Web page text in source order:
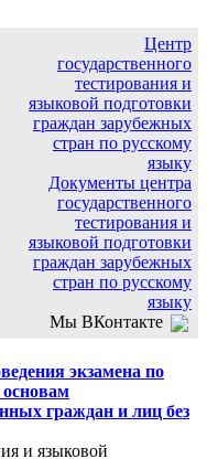
Центр
государственного
тестирования и
языковой подготовки
граждан зарубежных
стран по русскому
языку
Документы центра
государственного
тестирования и
языковой подготовки
граждан зарубежных
стран по русскому
языку
Мы ВКонтакте
экзамена по
основам
граждан и лиц без
и языковой